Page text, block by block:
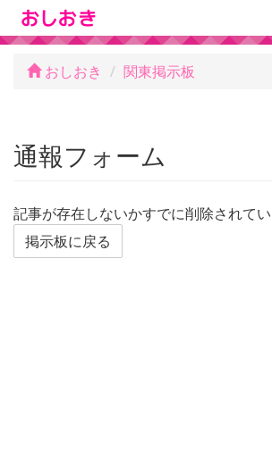
おしおき 関東掲示板
通報フォーム
記事が存在しないかすでに削除されて
掲示板に戻る